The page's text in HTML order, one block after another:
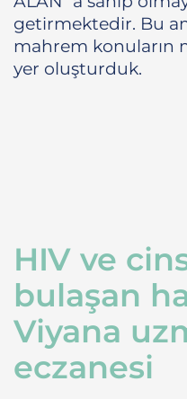
getirmektedir. Bu
mahrem konuların
yer oluşturduk.
HIV ve
bulaşan
Viyana
eczanesi